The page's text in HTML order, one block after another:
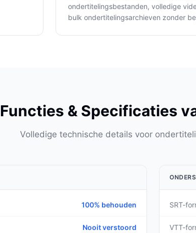
ondertitelingsbestanden, volledige
bulk ondertitelingsarchieven zonder
Functies & Specificaties
Volledige technische details voor
100% behouden
Nooit verstoord
SRT-
VTT-